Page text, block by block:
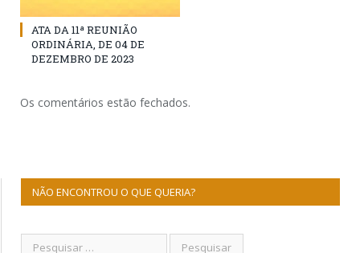
ATA DA 11ª REUNIÃO
ORDINÁRIA, DE 04 DE
DEZEMBRO DE 2023
Os comentários estão fechados.
NÃO ENCONTROU O QUE QUERIA?